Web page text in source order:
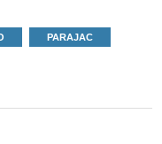
PARAJAC